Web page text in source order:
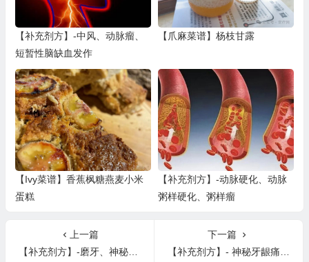
【补充剂方】-中风、动脉瘤、
短暂性脑缺血发作
【爪麻菜谱】杨枝甘露
【Ivy菜谱】香蕉枫糖燕麦小米
蛋糕
【补充剂方】-动脉硬化、动脉
粥样硬化、粥样瘤
上一篇
【补充剂方】-磨牙、神秘牙痛、三叉神经痛、溃疡性结肠炎、背部/下颚疼痛
下一篇
【补充剂方】- 神秘牙龈痛、下巴疼痛、腰痛、颈部疼痛、神经痛、枕骨神经痛